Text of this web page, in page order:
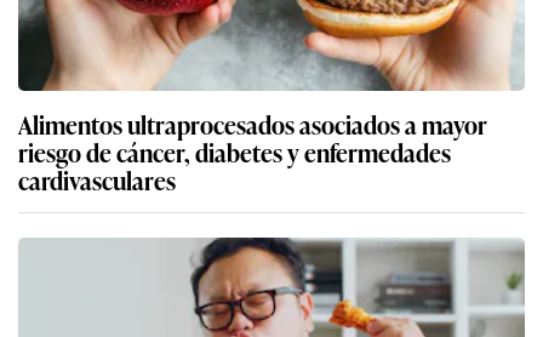
Alimentos ultraprocesados asociados a mayor
riesgo de cáncer, diabetes y enfermedades
cardivasculares